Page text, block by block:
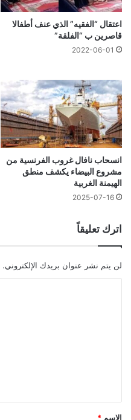
اعتقال “الفقيه” الذي عنف أطفالا
قاصرين ب “الفلقة”
2022-06-01
انسحاب نافال غروب الفرنسية من
مشروع البيضاء يكشف منطق
الهيمنة الغربية
2025-07-16
اترك تعليقاً
لن يتم نشر عنوان بريدك الإلكتروني.
*
الاسم *